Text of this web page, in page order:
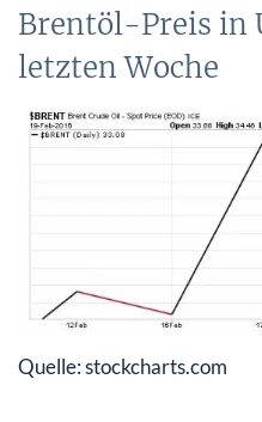
Brentöl-Preis in
letzten Woche
Quelle: stockcharts.com